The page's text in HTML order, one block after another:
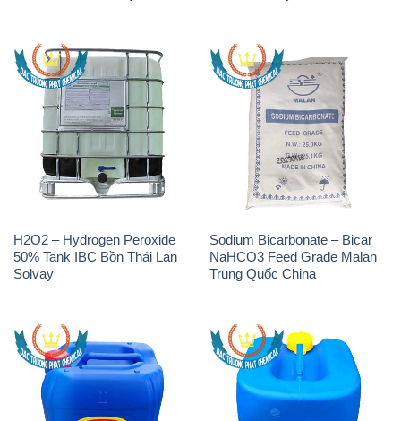
H2O2 – Hydrogen Peroxide
50% Tank IBC Bồn Thái Lan
Solvay
Sodium Bicarbonate – Bicar
NaHCO3 Feed Grade Malan
Trung Quốc China